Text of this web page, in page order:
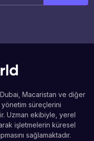
Macaristan ve diğer
süreçlerini
Uzman ekibiyle, yerel
işletmelerin küresel
sağlamaktadır.